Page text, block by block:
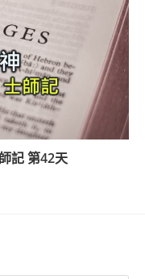
記 第42天